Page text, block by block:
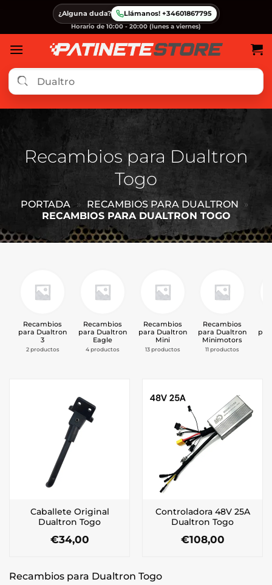
contenido
¿Alguna duda? Llámanos! +34601867795
Horario de 10:00 - 20:00 (lunes a viernes)
Recambios para Dualtron
Togo
PORTADA » RECAMBIOS PARA DUALTRON »
RECAMBIOS PARA DUALTRON TOGO
Recambios
para Dualtron
3
2 productos
Recambios
para Dualtron
Eagle
4 productos
Recambios
para Dualtron
Mini
13 productos
Recambios
para Dualtron
Minimotors
11 productos
Caballete Original
Dualtron Togo
€34,00
Controladora 48V 25A
Dualtron Togo
€108,00
Recambios para Dualtron Togo